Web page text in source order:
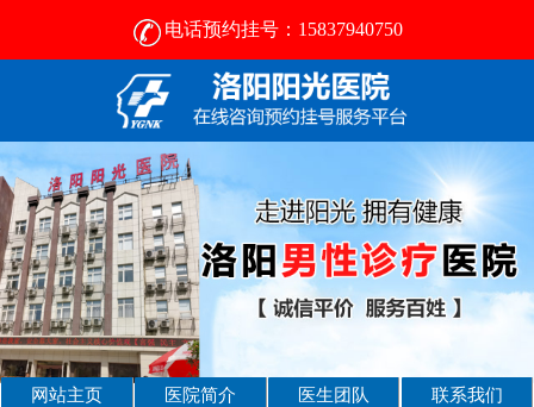
电话预约挂号：15837940750
网站主页 医院简介 医生团队 联系我们